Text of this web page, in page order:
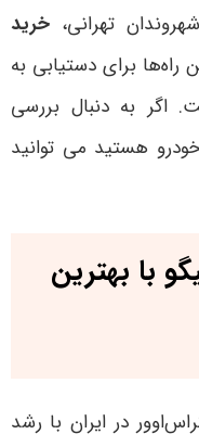
تهرانی، خرید
راه‌ها برای دستیابی به
اگر به دنبال بررسی
هستید می توانید
با بهترین
در ایران با رشد